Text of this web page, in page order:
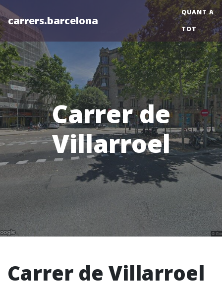
carrers.barcelona
QUANT A
TOT
Carrer de
Villarroel
Carrer de Villarroel